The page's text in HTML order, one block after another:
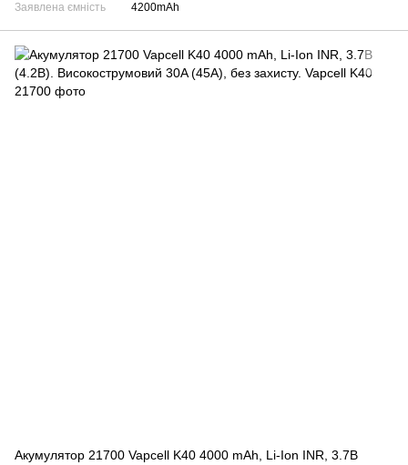
Заявлена ємність
4200mAh
Акумулятор 21700 Vapcell K40 4000 mAh, Li-Ion INR, 3.7В